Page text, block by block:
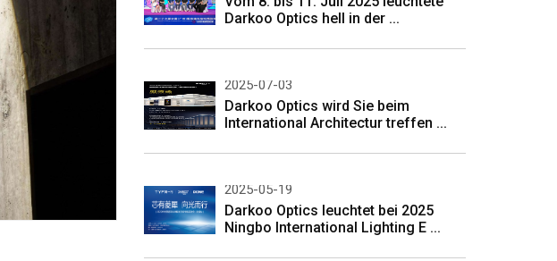
Darkoo Optics hell in der ...
2025-07-03
Darkoo Optics wird Sie beim
International Architectur treffen ...
2025-05-19
Darkoo Optics leuchtet bei 2025
Ningbo International Lighting E ...